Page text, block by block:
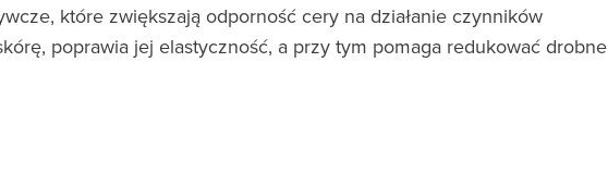
które zwiększają odporność cery na działanie czynników
poprawia jej elastyczność, a przy tym pomaga redukować drobne